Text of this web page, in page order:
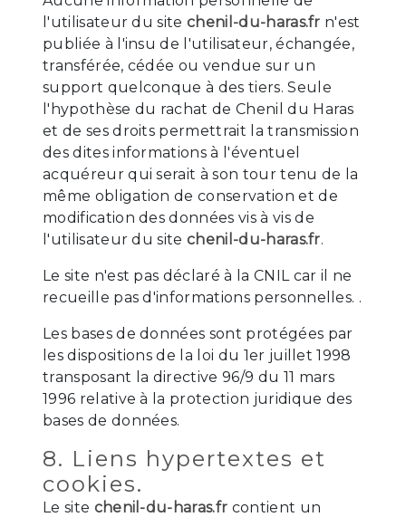
l'utilisateur du sitechenil-du-haras.fr n'est
publiée à l'insu de l'utilisateur, échangée,
transférée, cédée ou vendue sur un
support quelconque à des tiers. Seule
l'hypothèse du rachat de Chenil du Haras
et de ses droits permettrait la transmission
des dites informations à l'éventuel
acquéreur qui serait à son tour tenu de la
même obligation de conservation et de
modification des données vis à vis de
l'utilisateur du sitechenil-du-haras.fr.
Le site n'est pas déclaré à la CNIL car il ne
recueille pas d'informations personnelles. .
Les bases de données sont protégées par
les dispositions de la loi du 1er juillet 1998
transposant la directive 96/9 du 11 mars
1996 relative à la protection juridique des
bases de données.
8. Liens hypertextes et
cookies.
Le site chenil-du-haras.fr contient un